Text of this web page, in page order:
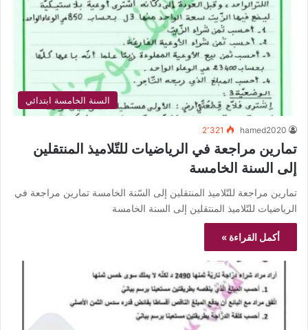
السنة الخامسة ابتدائي
hamed2020 2٬321
تمارين مراجعة في الرياضيات للتّلاميذ المنتقلين
إلى السنة الخامسة
تمارين مراجعة للتّلاميذ المنتقلين إلى السّنة الخامسة تمارين مراجعة في
الرياضيات للتّلاميذ المنتقلين إلى السنة الخامسة
أكمل القراءة »